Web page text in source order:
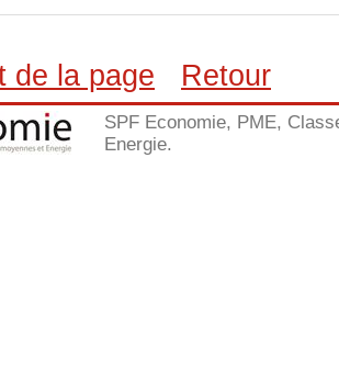
de la page Retour
SPF Economie, PME,
Energie.